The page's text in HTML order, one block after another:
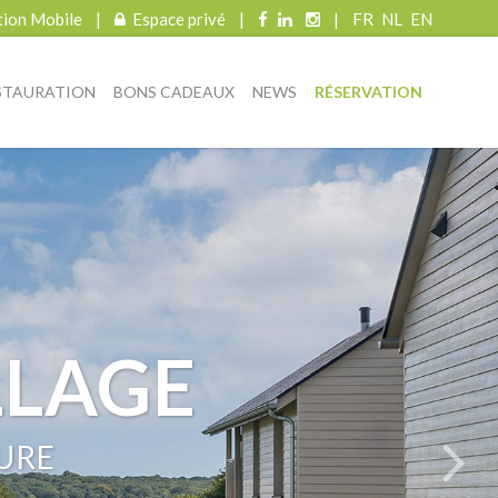
Mobile | Espace privé | | FR NL EN
BONS CADEAUX NEWS RÉSERVATION